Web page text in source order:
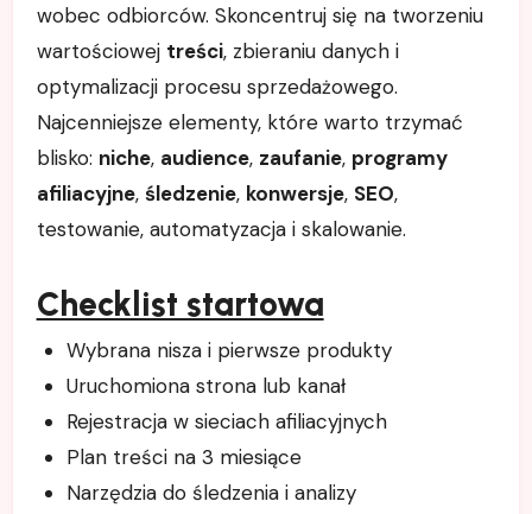
wobec odbiorców. Skoncentruj się na tworzeniu
wartościowej treści, zbieraniu danych i
optymalizacji procesu sprzedażowego.
Najcenniejsze elementy, które warto trzymać
blisko: niche, audience, zaufanie, programy
afiliacyjne, śledzenie, konwersje, SEO,
testowanie, automatyzacja i skalowanie.
Checklist startowa
Wybrana nisza i pierwsze produkty
Uruchomiona strona lub kanał
Rejestracja w sieciach afiliacyjnych
Plan treści na 3 miesiące
Narzędzia do śledzenia i analizy